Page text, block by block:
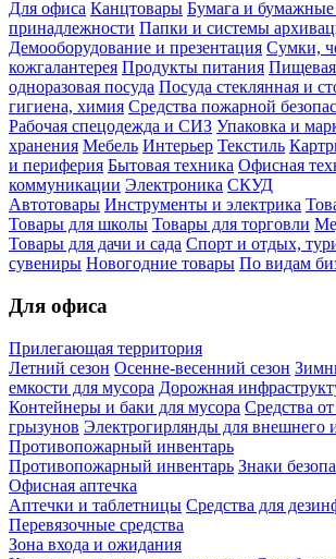
Для офиса Канцтовары Бумага и бумажные
принадлежности Папки и системы
Демооборудование и презентация Сумки,
кожгалантерея Продукты питания Пищевая
одноразовая посуда Посуда стеклянная и
гигиена, химия Средства пожарной
Рабочая спецодежда и СИЗ Упаковка и
хранения Мебель Интерьер Текстиль
и периферия Бытовая техника Офисная
коммуникации Электроника СКУД
Автотовары Инструменты и электрика
Товары для школы Товары для торговли
Товары для дачи и сада Спорт и отдых,
сувениры Новогодние товары По видам
Для офиса
Прилегающая территория
Летний сезон Осенне-весенний сезон
емкости для мусора Дорожная
Контейнеры и баки для мусора Средства
грызунов Электрогирлянды для внешнего
Противопожарный инвентарь
Противопожарный инвентарь Знаки
Офисная аптечка
Аптечки и таблетницы Средства для
Перевязочные средства
Зона входа и ожидания